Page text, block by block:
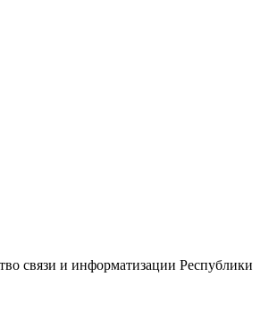
связи и информатизации Республики